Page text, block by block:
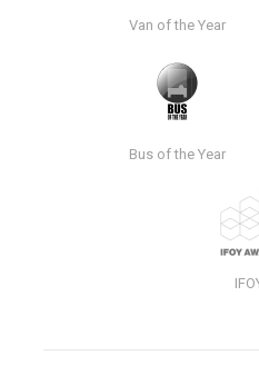
Van of the Year
Bus of the Year